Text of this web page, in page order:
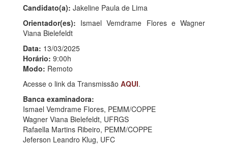
Candidato(a): Jakeline Paula de Lima
Orientador(es): Ismael Vemdrame Flores e Wagner
Viana Bielefeldt
Data: 13/03/2025
Horário: 9:00h
Modo: Remoto
Acesse o link da Transmissão AQUI.
Banca examinadora:
Ismael Vemdrame Flores, PEMM/COPPE
Wagner Viana Bielefeldt, UFRGS
Rafaella Martins Ribeiro, PEMM/COPPE
Jeferson Leandro Klug, UFC